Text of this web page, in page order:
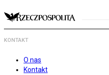
KONTAKT
O nas
Kontakt